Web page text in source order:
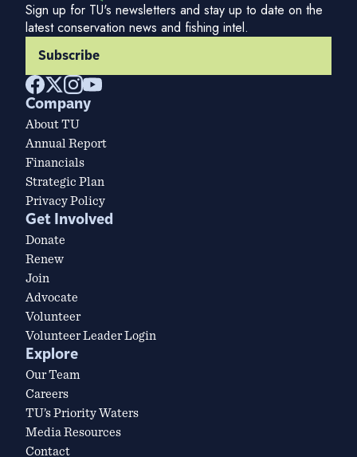
Sign up for TU's newsletters and stay up to date on the
latest conservation news and fishing intel.
Subscribe
Company
About TU
Annual Report
Financials
Strategic Plan
Privacy Policy
Get Involved
Donate
Renew
Join
Advocate
Volunteer
Volunteer Leader Login
Explore
Our Team
Careers
TU’s Priority Waters
Media Resources
Contact